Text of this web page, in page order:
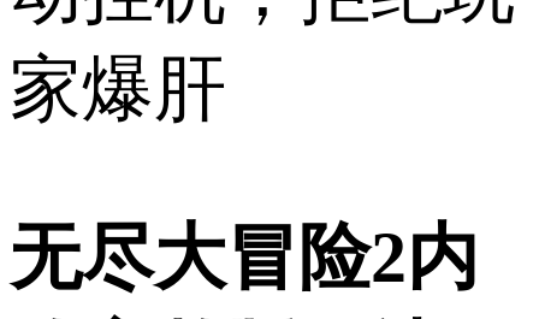
家爆肝
无尽大冒险2内